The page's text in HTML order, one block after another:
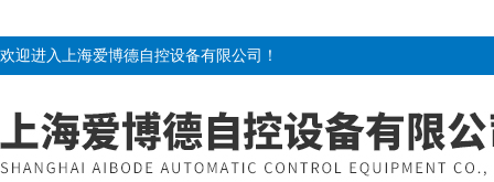
欢迎进入上海爱博德自控设备有限公司！